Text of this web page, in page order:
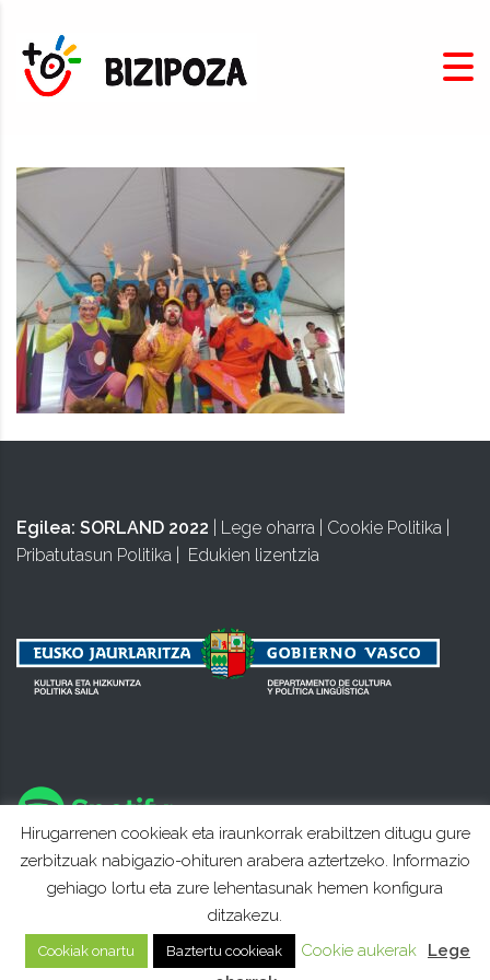
Egilea: SORLAND 2022 Lege oharra Cookie Politika
Pribatutasun Politika
Edukien lizentzia
Hirugarrenen cookieak eta iraunkorrak erabiltzen ditugu gure
zerbitzuak nabigazio-ohituren arabera aztertzeko. Informazio
gehiago lortu eta zure lehentasunak hemen konfigura
ditzakezu.
Cookiak onartu Baztertu cookieak Cookie aukerak
Lege